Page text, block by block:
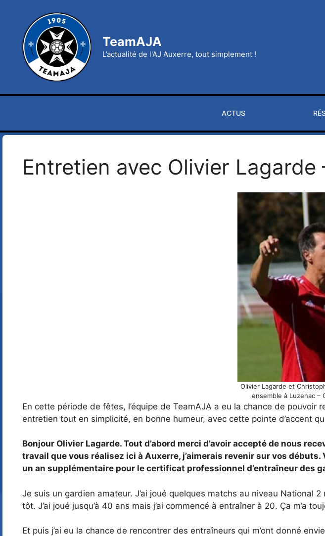
contenu
TeamAJA
L’actualité de l'AJ Auxerre, tout simplement !
ACTUS
Entretien avec Olivier Lagarde
Olivier Lagarde et
ensemble à Luzenac –
En cette période de fêtes, l’équipe de TeamAJA a eu la chance de
entretien tout en simplicité, en bonne humeur, avec cette pointe d’accent
Bonjour Olivier Lagarde. Tout d’abord merci d’avoir accepté de nous
travail que vous réalisez ici à Auxerre, j’aimerais revenir sur vos
un an supplémentaire pour le certificat professionnel d’entraîneur des
Je suis un gardien amateur. J’ai joué quelques matchs au niveau National
tôt. J’ai joué jusqu’à 40 ans mais j’ai commencé à entraîner à 20. Ça m’a
Et puis j’ai eu la chance de rencontrer des entraîneurs qui m’ont donné